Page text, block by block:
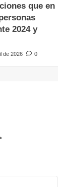
que en
2024 y
de 2026 0